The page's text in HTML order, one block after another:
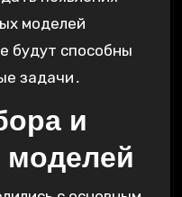
моделей
будут способны
задачи․
и
моделей